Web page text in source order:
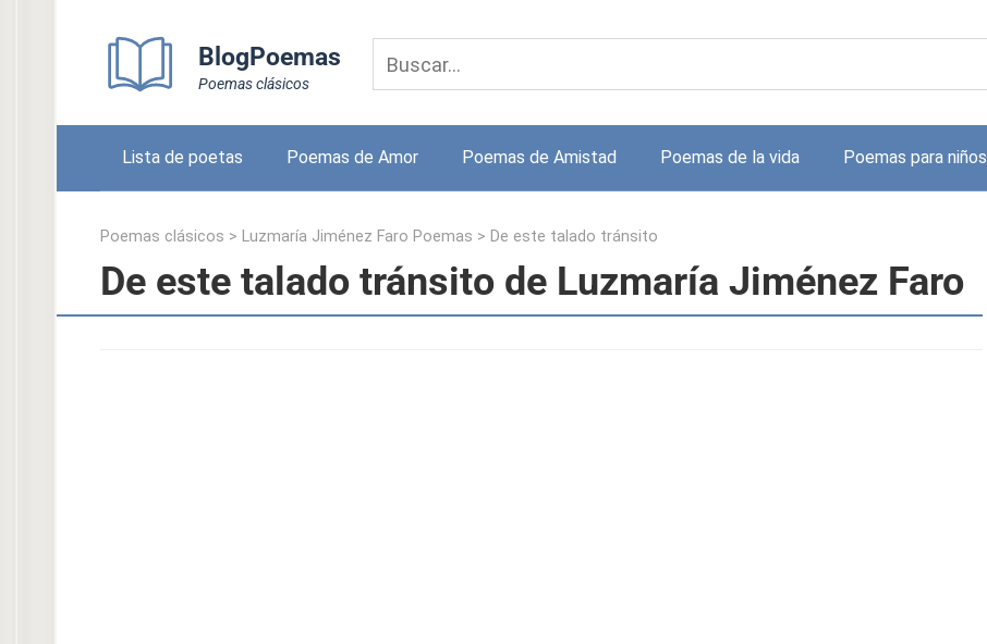
BlogPoemas
Poemas clásicos
Lista de poetas Poemas de Amor Poemas de Amistad Poemas de la vida Poemas para niños
Poemas clásicos > Luzmaría Jiménez Faro Poemas > De este talado tránsito
De este talado tránsito de Luzmaría Jiménez Faro